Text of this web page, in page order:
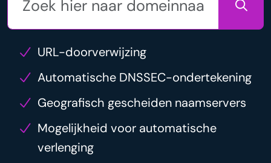
URL-doorverwijzing
Automatische DNSSEC-ondertekening
Geografisch gescheiden naamservers
Mogelijkheid voor automatische
verlenging